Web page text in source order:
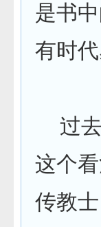
是书
有时
过去
这个
传教